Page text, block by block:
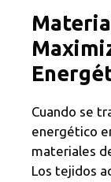
Cuando se
energético
materiales
Los tejidos